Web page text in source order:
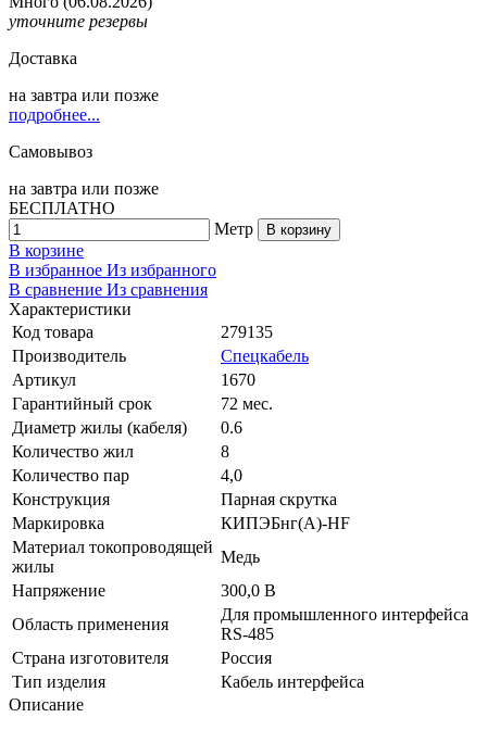
уточните резервы
Доставка
на завтра или позже
подробнее...
Самовывоз
на завтра или позже
БЕСПЛАТНО
Метр
В корзину
В корзине
В избранное Из избранного
В сравнение Из сравнения
Характеристики
Код товара
279135
Производитель
Спецкабель
Артикул
1670
Гарантийный срок
72 мес.
Диаметр жилы (кабеля)
0.6
Количество жил
8
Количество пар
4,0
Конструкция
Парная скрутка
Маркировка
КИПЭБнг(А)-HF
Материал токопроводящей
жилы
Медь
Напряжение
300,0 В
Область применения
Для промышленного интерфейса
RS-485
Страна изготовителя
Россия
Тип изделия
Кабель интерфейса
Описание